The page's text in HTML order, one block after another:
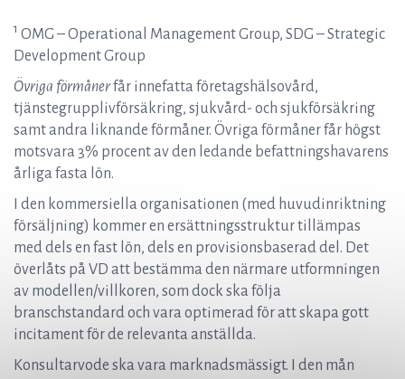
1 OMG – Operational Management Group, SDG – Strategic
Development Group
Övriga förmånerfår innefatta företagshälsovård,
tjänstegrupplivförsäkring, sjukvård- och sjukförsäkring
samt andra liknande förmåner. Övriga förmåner får högst
motsvara 3% procent av den ledande befattningshavarens
årliga fasta lön.
I den kommersiella organisationen (med huvudinriktning
försäljning) kommer en ersättningsstruktur tillämpas
med dels en fast lön, dels en provisionsbaserad del. Det
överlåts på VD att bestämma den närmare utformningen
av modellen/villkoren, som dock ska följa
branschstandard och vara optimerad för att skapa gott
incitament för de relevanta anställda.
Konsultarvode ska vara marknadsmässigt. I den mån